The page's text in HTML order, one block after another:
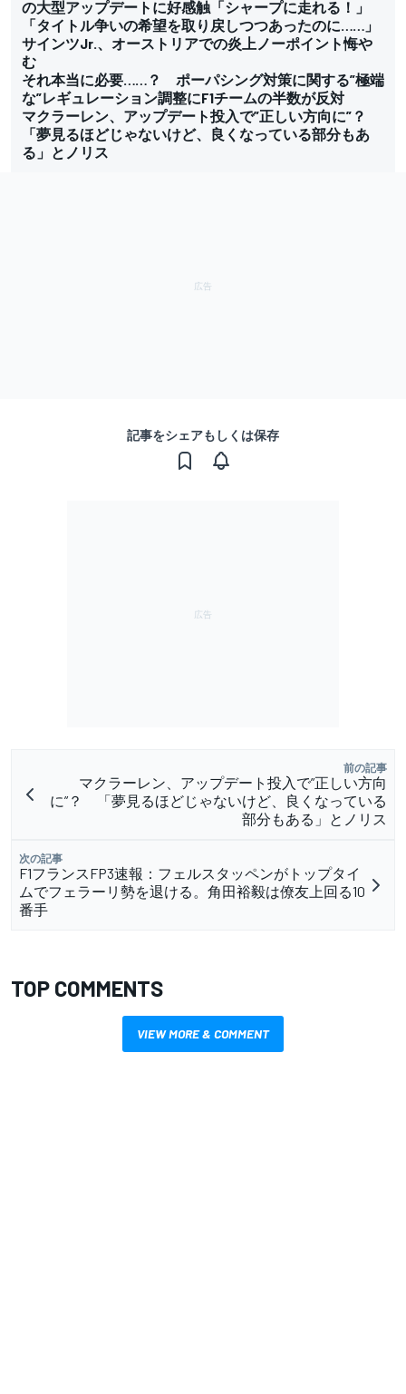
の大型アップデートに好感触「シャープに走れる！」
「タイトル争いの希望を取り戻しつつあったのに……」
サインツJr.、オーストリアでの炎上ノーポイント悔や
む
それ本当に必要……？ ポーパシング対策に関する”極端
な”レギュレーション調整にF1チームの半数が反対
マクラーレン、アップデート投入で”正しい方向に”？
「夢見るほどじゃないけど、良くなっている部分もあ
る」とノリス
記事をシェアもしくは保存
前の記事
マクラーレン、アップデート投入で”正しい方向
に”？ 「夢見るほどじゃないけど、良くなっている
部分もある」とノリス
次の記事
F1フランスFP3速報：フェルスタッペンがトップタイ
ムでフェラーリ勢を退ける。角田裕毅は僚友上回る10
番手
TOP COMMENTS
VIEW MORE & COMMENT